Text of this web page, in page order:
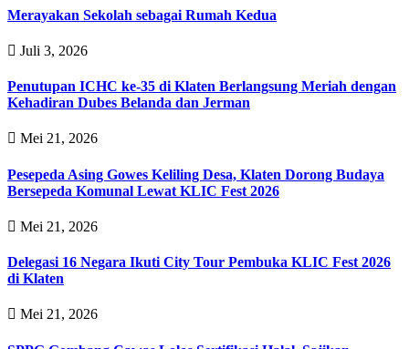
Merayakan Sekolah sebagai Rumah Kedua
Juli 3, 2026
Penutupan ICHC ke-35 di Klaten Berlangsung Meriah dengan
Kehadiran Dubes Belanda dan Jerman
Mei 21, 2026
Pesepeda Asing Gowes Keliling Desa, Klaten Dorong Budaya
Bersepeda Komunal Lewat KLIC Fest 2026
Mei 21, 2026
Delegasi 16 Negara Ikuti City Tour Pembuka KLIC Fest 2026
di Klaten
Mei 21, 2026